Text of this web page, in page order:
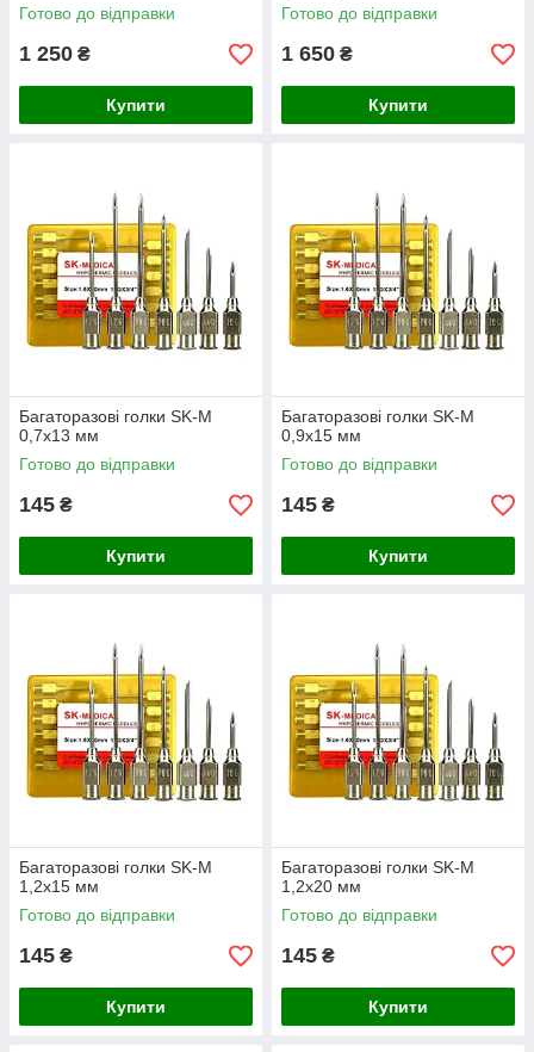
Готово до відправки
1 250 ₴
Купити
Готово до відправки
1 650 ₴
Купити
Багаторазові голки SK-M
0,7х13 мм
Готово до відправки
145 ₴
Купити
Багаторазові голки SK-M
0,9х15 мм
Готово до відправки
145 ₴
Купити
Багаторазові голки SK-M
1,2х15 мм
Готово до відправки
145 ₴
Купити
Багаторазові голки SK-M
1,2х20 мм
Готово до відправки
145 ₴
Купити